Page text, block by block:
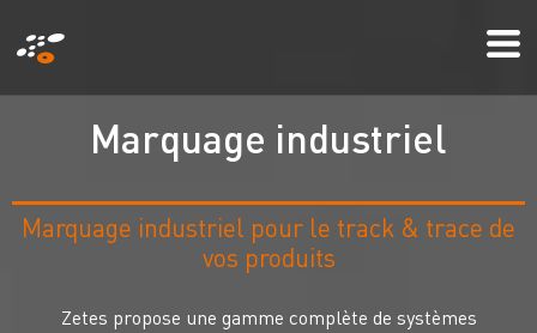
au
contenu
Marquage industriel
Marquage industriel pour le track & trace de
vos produits
Zetes propose une gamme complète de systèmes